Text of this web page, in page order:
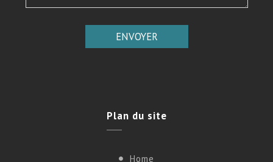
Plan du site
Home